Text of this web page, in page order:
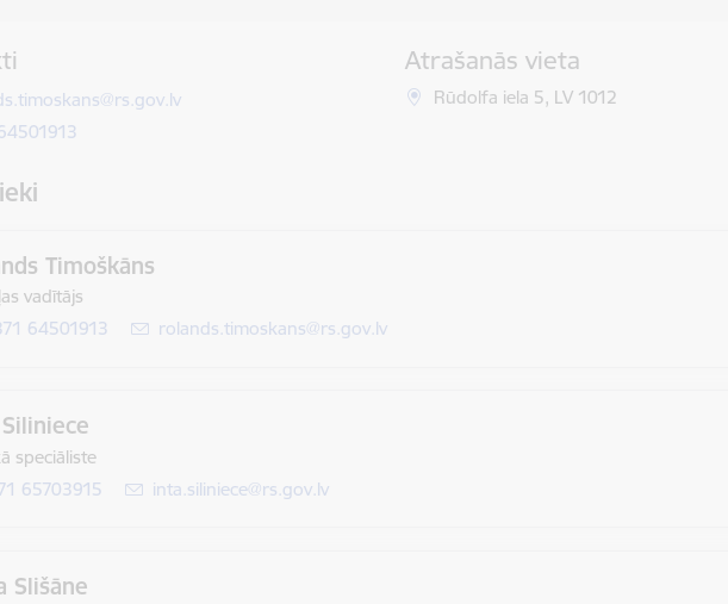
Atrašanās vieta
Rūdolfa iela 5, LV 1012
Timoškāns
vadītājs
64501913
E-pasts:
rolands.timoskans@rs.gov.lv
speciāliste
65703915
E-pasts:
inta.siliniece@rs.gov.lv
Slišāne